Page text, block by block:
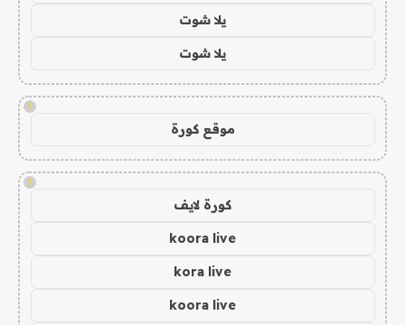
يلا شوت
يلا شوت
!
موقع كورة
!
كورة لايف
koora live
kora live
koora live